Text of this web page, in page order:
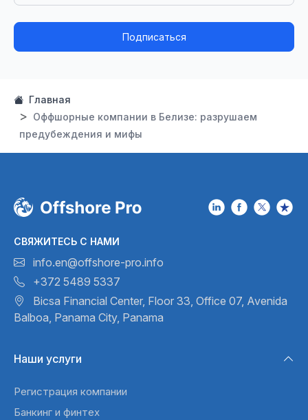
Подписаться
Главная
Оффшорные компании в Белизе: разрушаем
предубеждения и мифы
СВЯЖИТЕСЬ С НАМИ
info.en@offshore-pro.info
+372 5489 5337
Bicsa Financial Center, Floor 33, Office 07, Avenida
Balboa, Panama City, Panama
Наши услуги
Регистрация компании
Банкинг и финтех